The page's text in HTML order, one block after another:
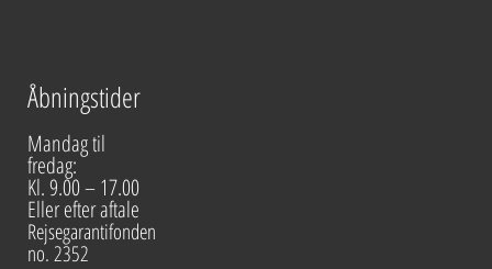
Åbningstider
Mandag til
fredag:
Kl. 9.00 – 17.00
Eller efter aftale
Rejsegarantifonden
no. 2352